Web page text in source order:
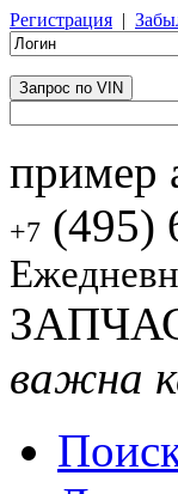
Регистрация |
Запрос по VIN
пример
+7 (495)
важна